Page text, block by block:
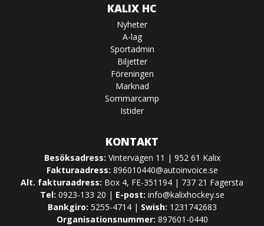
KALIX HC
Nyheter
A-lag
Sportadmin
Biljetter
Föreningen
Marknad
Sommarcamp
Istider
KONTAKT
Besöksadress: Vintervägen 11 | 952 61 Kalix
Fakturaadress: 896010440@autoinvoice.se
Alt. fakturaadress: Box 4, FE-351194 | 737 21 Fagersta
Tel: 0923-133 20 | E-post: info@kalixhockey.se
Bankgiro: 5255-4714 | Swish: 1231742683
Organisationsnummer: 897601-0440